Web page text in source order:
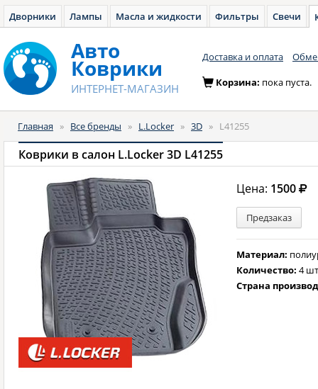
Дворники Лампы Масла и жидкости Фильтры Свечи
Авто
Коврики
ИНТЕРНЕТ-МАГАЗИН
Доставка и оплата
Корзина: пока пуста.
Главная » Все бренды » L.Locker » 3D » L41255
Коврики в салон L.Locker 3D L41255
Цена: 1500
Предзаказ
Материал:
Количество:4
Страна